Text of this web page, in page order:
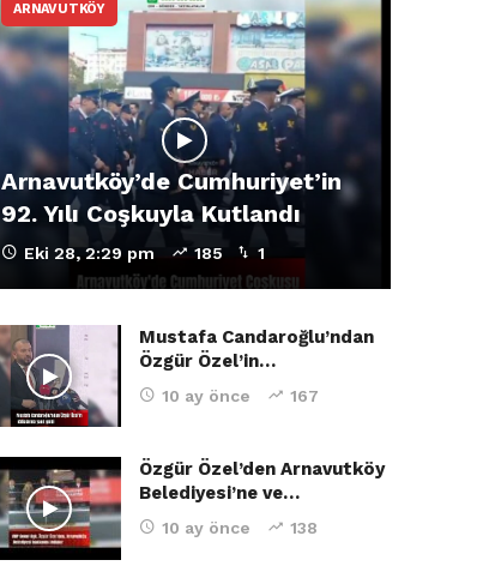
ARNAVUTKÖY
Arnavutköy’de Cumhuriyet’in
92. Yılı Coşkuyla Kutlandı
Eki 28, 2:29 pm 185 1
Mustafa Candaroğlu’ndan
Özgür Özel’in…
10 ay önce 167
Özgür Özel’den Arnavutköy
Belediyesi’ne ve…
10 ay önce 138